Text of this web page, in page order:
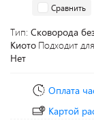
Сравнить
Тип: Сковорода
Киото Подходит
Нет
Оплата
Картой